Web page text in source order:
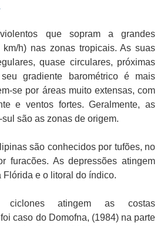
que sopram a grandes
h) nas zonas tropicais. As suas
quase circulares, próximas
gradiente barométrico é mais
se por áreas muito extensas, com
e ventos fortes. Geralmente, as
são as zonas de origem.
são conhecidos por tufões, no
furacões. As depressões atingem
Flórida e o litoral do índico.
ciclones atingem as costas
caso do Domofna, (1984) na parte